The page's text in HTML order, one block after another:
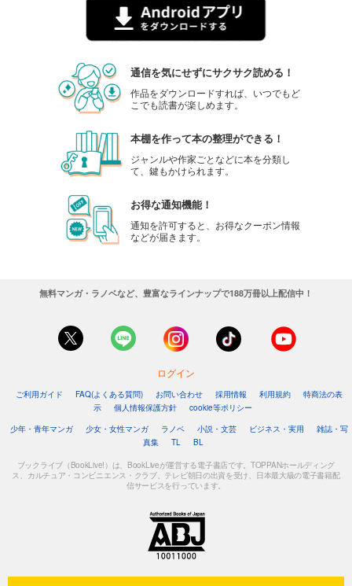
通信を気にせずにサクサク読める！
作品をダウンロードすれば、いつでもど
こでも読書が楽しめます。
本棚を作って本の整理ができる！
ジャンルや作家ごとなどに本を分類し
て、鍵もかけられます。
お得な通知機能！
通知を許可すると、お得なクーポン情報
などが届きます。
無料マンガ・ラノベなど、豊富なラインナップで188万冊以上配信中！
ログイン
ご利用ガイド FAQ(よくある質問) お問い合わせ 採用情報 利用規約
特商法の表
示
個人情報保護方針
cookie等ポリシー
少年・青年マンガ
少女・女性マンガ ラノベ 小説・文芸 ビジネス・実用
雑誌・写
真集
TL BL
ブックライブ（BookLive!）は、BookLiveが運営する電子書店です。TOPPANホールディング
ス、カルチュア・コンビニエンス・クラブ、テレビ朝日の出資を受け、日本最大級の電子書籍配
信サービスを行っています。